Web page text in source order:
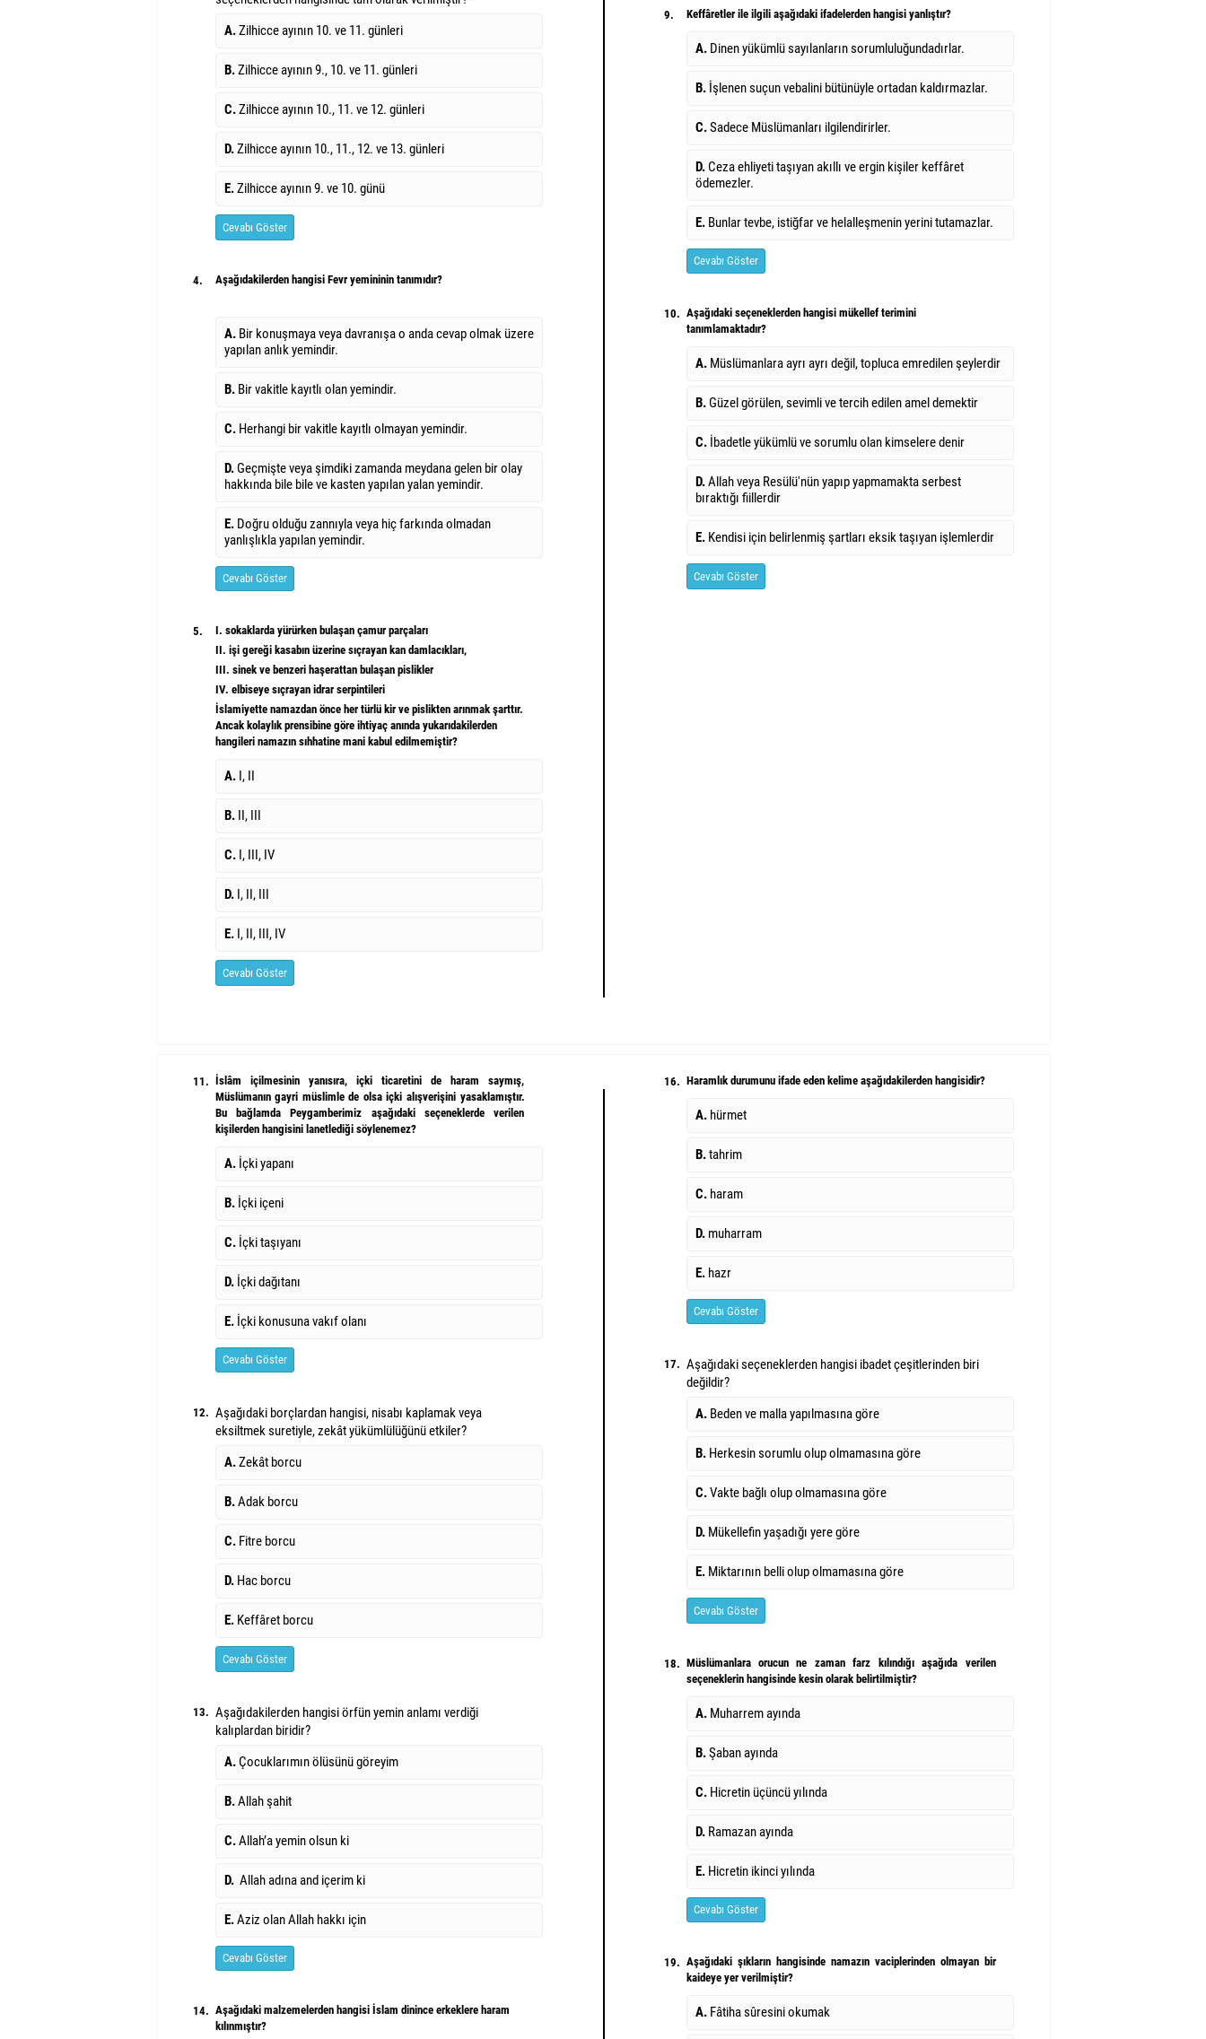
A.Zilhicce ayının 10. ve 11. günleri
B.Zilhicce ayının 9., 10. ve 11. günleri
C.Zilhicce ayının 10., 11. ve 12. günleri
D.Zilhicce ayının 10., 11., 12. ve 13. günleri
E.Zilhicce ayının 9. ve 10. günü
Cevabı Göster
4. Aşağıdakilerden hangisi Fevr yemininin tanımıdır?
A. Bir konuşmaya veya davranışa o anda cevap olmak üzere
yapılan anlık yemindir.
B. Bir vakitle kayıtlı olan yemindir.
C. Herhangi bir vakitle kayıtlı olmayan yemindir.
D.Geçmişte veya şimdiki zamanda meydana gelen bir olay
hakkında bile bile ve kasten yapılan yalan yemindir.
E. Doğru olduğu zannıyla veya hiç farkında olmadan
yanlışlıkla yapılan yemindir.
Cevabı Göster
5.
I. sokaklarda yürürken bulaşan çamur parçaları
II. işi gereği kasabın üzerine sıçrayan kan damlacıkları,
III. sinek ve benzeri haşerattan bulaşan pislikler
IV. elbiseye sıçrayan idrar serpintileri
İslamiyette namazdan önce her türlü kir ve pislikten arınmak şarttır.
Ancak kolaylık prensibine göre ihtiyaç anında yukarıdakilerden
hangileri namazın sıhhatine mani kabul edilmemiştir?
A. I, II
B. II, III
C. I, III, IV
D. I, II, III
E. I, II, III, IV
Cevabı Göster
9. Keffâretler ile ilgili aşağıdaki ifadelerden hangisi yanlıştır?
A. Dinen yükümlü sayılanların sorumluluğundadırlar.
B. İşlenen suçun vebalini bütünüyle ortadan kaldırmazlar.
C.Sadece Müslümanları ilgilendirirler.
D.Ceza ehliyeti taşıyan akıllı ve ergin kişiler keffâret
ödemezler.
E. Bunlar tevbe, istiğfar ve helalleşmenin yerini tutamazlar.
Cevabı Göster
10. Aşağıdaki seçeneklerden hangisi mükellef terimini
tanımlamaktadır?
A. Müslümanlara ayrı ayrı değil, topluca emredilen şeylerdir
B.Güzel görülen, sevimli ve tercih edilen amel demektir
C. İbadetle yükümlü ve sorumlu olan kimselere denir
D.Allah veya Resülü'nün yapıp yapmamakta serbest
bıraktığı fiillerdir
E. Kendisi için belirlenmiş şartları eksik taşıyan işlemlerdir
Cevabı Göster
11. İslâm içilmesinin yanısıra, içki ticaretini de haram saymış,
Müslümanın gayri müslimle de olsa içki alışverişini yasaklamıştır.
Bu bağlamda Peygamberimiz aşağıdaki seçeneklerde verilen
kişilerden hangisini lanetlediği söylenemez?
A. İçki yapanı
B. İçki içeni
C. İçki taşıyanı
D. İçki dağıtanı
E. İçki konusuna vakıf olanı
Cevabı Göster
12. Aşağıdaki borçlardan hangisi, nisabı kaplamak veya
eksiltmek suretiyle, zekât yükümlülüğünü etkiler?
A.Zekât borcu
B.Adak borcu
C. Fitre borcu
D. Hac borcu
E. Keffâret borcu
Cevabı Göster
13. Aşağıdakilerden hangisi örfün yemin anlamı verdiği
kalıplardan biridir?
A.Çocuklarımın ölüsünü göreyim
B.Allah şahit
C.Allah’a yemin olsun ki
D. Allah adına and içerim ki
E.Aziz olan Allah hakkı için
Cevabı Göster
14. Aşağıdaki malzemelerden hangisi İslam dinince erkeklere haram
kılınmıştır?
16. Haramlık durumunu ifade eden kelime aşağıdakilerden hangisidir?
A. hürmet
B.tahrim
C. haram
D. muharram
E. hazr
Cevabı Göster
17. Aşağıdaki seçeneklerden hangisi ibadet çeşitlerinden biri
değildir?
A. Beden ve malla yapılmasına göre
B. Herkesin sorumlu olup olmamasına göre
C.Vakte bağlı olup olmamasına göre
D. Mükellefin yaşadığı yere göre
E. Miktarının belli olup olmamasına göre
Cevabı Göster
18. Müslümanlara orucun ne zaman farz kılındığı aşağıda verilen
seçeneklerin hangisinde kesin olarak belirtilmiştir?
A. Muharrem ayında
B.Şaban ayında
C. Hicretin üçüncü yılında
D. Ramazan ayında
E. Hicretin ikinci yılında
Cevabı Göster
19. Aşağıdaki şıkların hangisinde namazın vaciplerinden olmayan bir
kaideye yer verilmiştir?
A. Fâtiha sûresini okumak